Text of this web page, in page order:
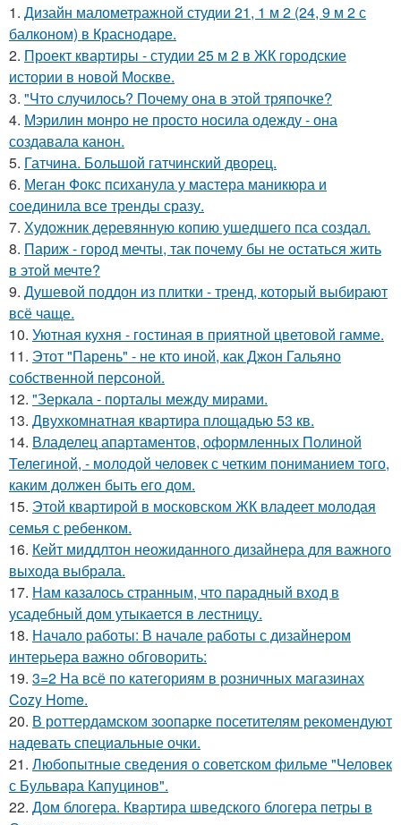
1. Дизайн малометражной студии 21, 1 м 2 (24, 9 м 2 с
балконом) в Краснодаре.
2. Проект квартиры - студии 25 м 2 в ЖК городские
истории в новой Москве.
3. "Что случилось? Почему она в этой тряпочке?
4. Мэрилин монро не просто носила одежду - она
создавала канон.
5. Гатчина. Большой гатчинский дворец.
6. Меган Фокс психанула у мастера маникюра и
соединила все тренды сразу.
7. Художник деревянную копию ушедшего пса создал.
8. Париж - город мечты, так почему бы не остаться жить
в этой мечте?
9. Душевой поддон из плитки - тренд, который выбирают
всё чаще.
10. Уютная кухня - гостиная в приятной цветовой гамме.
11. Этот "Парень" - не кто иной, как Джон Гальяно
собственной персоной.
12. "Зеркала - порталы между мирами.
13. Двухкомнатная квартира площадью 53 кв.
14. Владелец апартаментов, оформленных Полиной
Телегиной, - молодой человек с четким пониманием того,
каким должен быть его дом.
15. Этой квартирой в московском ЖК владеет молодая
семья с ребенком.
16. Кейт миддлтон неожиданного дизайнера для важного
выхода выбрала.
17. Нам казалось странным, что парадный вход в
усадебный дом утыкается в лестницу.
18. Начало работы: В начале работы с дизайнером
интерьера важно обговорить:
19. 3=2 На всё по категориям в розничных магазинах
Cozy Home.
20. В роттердамском зоопарке посетителям рекомендуют
надевать специальные очки.
21. Любопытные сведения о советском фильме "Человек
с Бульвара Капуцинов".
22. Дом блогера. Квартира шведского блогера петры в